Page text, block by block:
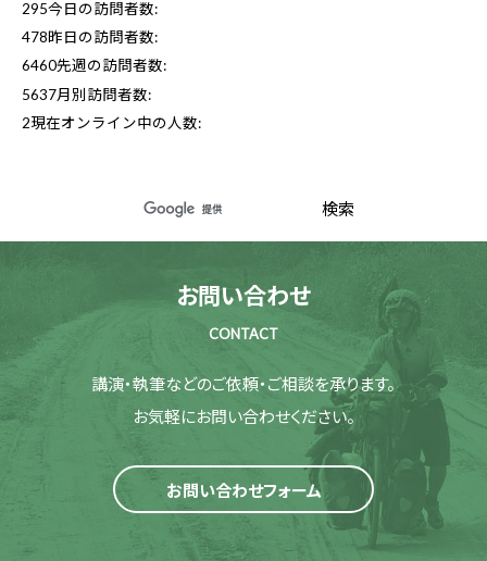
295今日の訪問者数:
478昨日の訪問者数:
6460先週の訪問者数:
5637月別訪問者数:
2現在オンライン中の人数:
お問い合わせ
CONTACT
講演・執筆などのご依頼・ご相談を承ります。
お気軽にお問い合わせください。
お問い合わせフォーム